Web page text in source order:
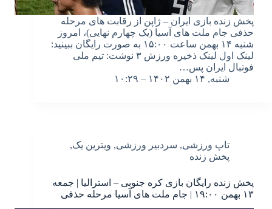
پخش زنده بازی ایران – ژاپن از رقابت های مرحله
حذفی جام ملت های آسیا (یک چهارم نهایی)، امروز
شنبه ۱۴ بهمن ساعت ۱۵:۰۰ به صورت رایگان ببینید:
لینک اول لینک ذخیره ورزش ۳ نوشت: تیم ملی
فوتبال ایران پس…
شنبه, ۱۴ بهمن ۱۴۰۲ – ۱۰:۲۹
تاپ ورزشی, سردبیر ورزشی, ویترین یک,
پخش زنده
پخش زنده رایگان بازی کره جنوبی – استرالیا | جمعه
۱۳ بهمن ۱۹:۰۰ | جام ملت های آسیا مرحله حذفی